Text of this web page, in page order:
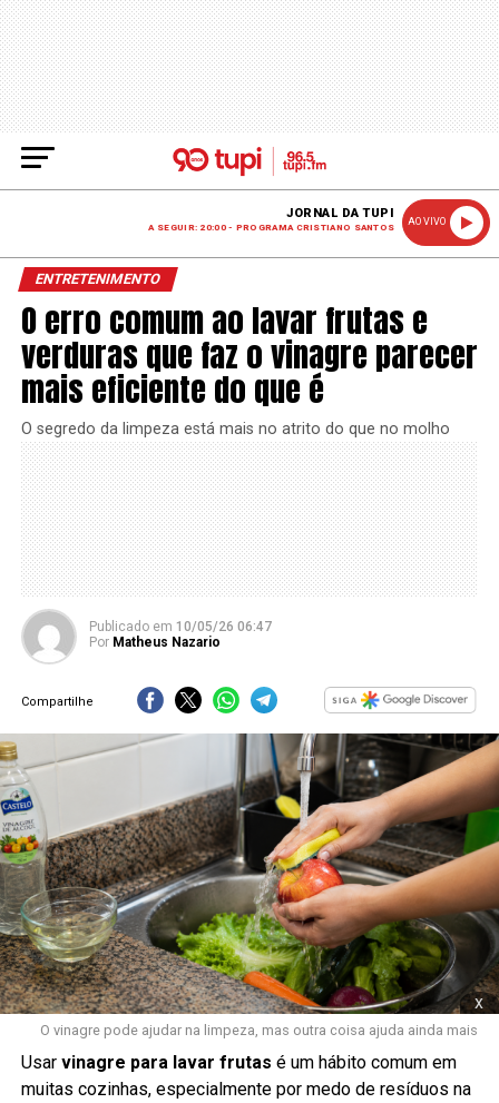
JORNAL DA TUPI
A SEGUIR: 20:00 - PROGRAMA CRISTIANO SANTOS
AO VIVO
ENTRETENIMENTO
O erro comum ao lavar frutas e
verduras que faz o vinagre parecer
mais eficiente do que é
O segredo da limpeza está mais no atrito do que no molho
Publicado em 10/05/26 06:47
Por Matheus Nazario
Compartilhe
x
O vinagre pode ajudar na limpeza, mas outra coisa ajuda ainda mais
Usar vinagre para lavar frutas é um hábito comum em
muitas cozinhas, especialmente por medo de resíduos na